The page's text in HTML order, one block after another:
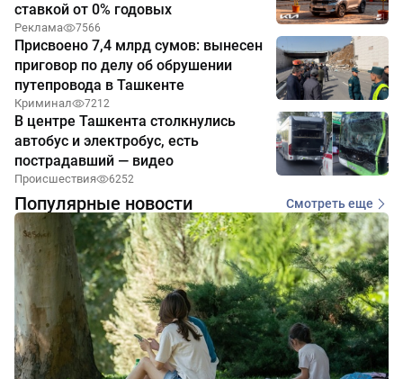
ставкой от 0% годовых
Реклама 7566
Присвоено 7,4 млрд сумов: вынесен
приговор по делу об обрушении
путепровода в Ташкенте
Криминал 7212
В центре Ташкента столкнулись
автобус и электробус, есть
пострадавший — видео
Происшествия 6252
Популярные новости Смотреть еще